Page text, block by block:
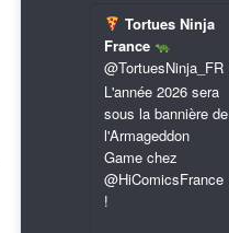
Tortues Ninja
France
@TortuesNinja_FR
L'année 2026 sera
sous la bannière de
l'Armageddon
Game chez
@HiComicsFrance
!